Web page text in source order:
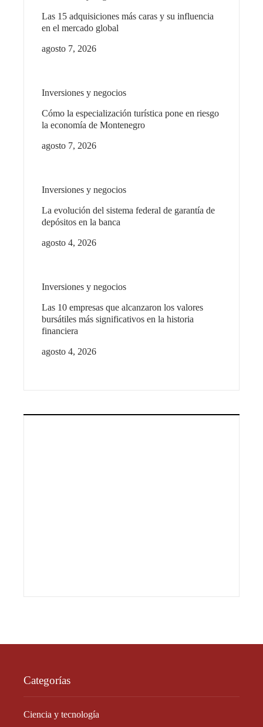
Las 15 adquisiciones más caras y su influencia
en el mercado global
agosto 7, 2026
Inversiones y negocios
Cómo la especialización turística pone en riesgo
la economía de Montenegro
agosto 7, 2026
Inversiones y negocios
La evolución del sistema federal de garantía de
depósitos en la banca
agosto 4, 2026
Inversiones y negocios
Las 10 empresas que alcanzaron los valores
bursátiles más significativos en la historia
financiera
agosto 4, 2026
Categorías
Ciencia y tecnología